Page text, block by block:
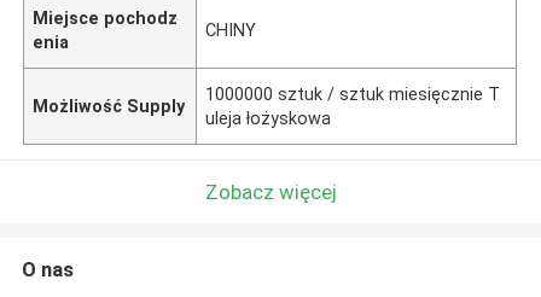
Miejsce pochodz
enia
CHINY
Możliwość Supply
1000000 sztuk / sztuk miesięcznie T
uleja łożyskowa
Zobacz więcej
O nas